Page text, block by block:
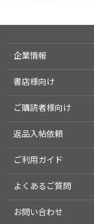
企業情報
書店様向け
ご購読者様向け
返品入帖依頼
ご利用ガイド
よくあるご質問
お問い合わせ